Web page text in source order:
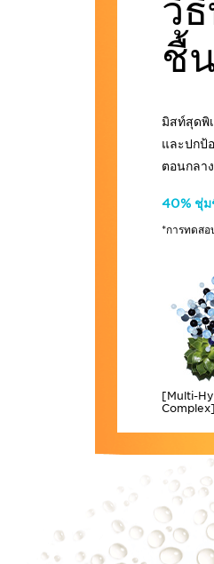
ชื้
มิสท์สุดพิ
และปกป้
ตอนกลา
40% ชุ่ม
*การทดส
[Multi-
Complex]